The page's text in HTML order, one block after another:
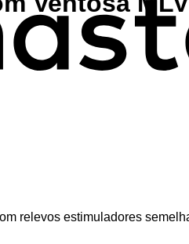
relevos estimuladores